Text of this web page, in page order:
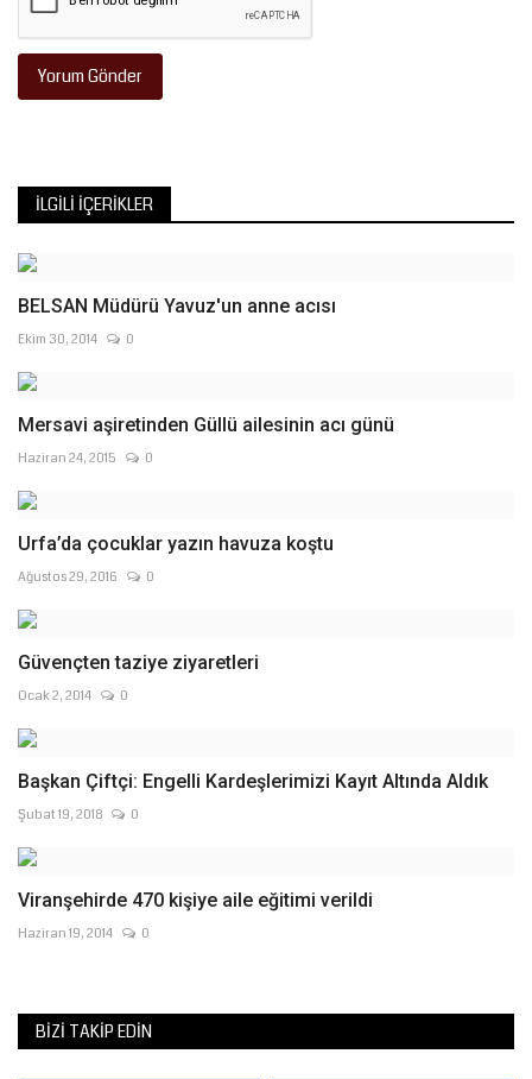
Yorum Gönder
İLGILI İÇERIKLER
BELSAN Müdürü Yavuz'un anne acısı
Ekim 30, 2014 0
Mersavi aşiretinden Güllü ailesinin acı günü
Haziran 24, 2015 0
Urfa’da çocuklar yazın havuza koştu
Ağustos 29, 2016 0
Güvençten taziye ziyaretleri
Ocak 2, 2014 0
Başkan Çiftçi: Engelli Kardeşlerimizi Kayıt Altında Aldık
Şubat 19, 2018 0
Viranşehirde 470 kişiye aile eğitimi verildi
Haziran 19, 2014 0
BIZI TAKIP EDIN